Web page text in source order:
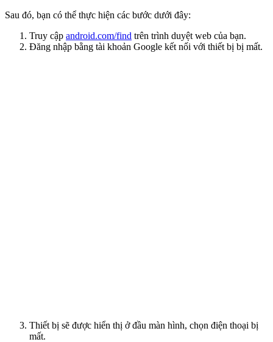
Sau đó, bạn có thể thực hiện các bước dưới đây:
Truy cập android.com/find trên trình duyệt web của bạn.
Đăng nhập bằng tài khoản Google kết nối với thiết bị bị mất.
Thiết bị sẽ được hiển thị ở đầu màn hình, chọn điện thoại bị
mất.